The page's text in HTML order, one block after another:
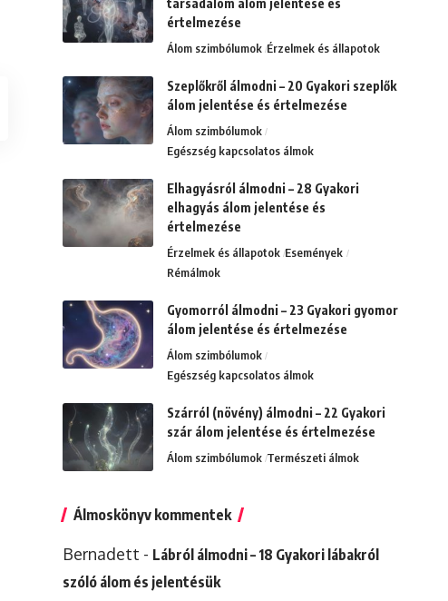
társadalom álom jelentése és
értelmezése
Álom szimbólumok Érzelmek és állapotok
Szeplőkről álmodni – 20 Gyakori szeplők
álom jelentése és értelmezése
Álom szimbólumok
Egészség kapcsolatos álmok
Elhagyásról álmodni – 28 Gyakori
elhagyás álom jelentése és
értelmezése
Érzelmek és állapotok Események
Rémálmok
Gyomorról álmodni – 23 Gyakori gyomor
álom jelentése és értelmezése
Álom szimbólumok
Egészség kapcsolatos álmok
Szárról (növény) álmodni – 22 Gyakori
szár álom jelentése és értelmezése
Álom szimbólumok Természeti álmok
Álmoskönyv kommentek
Bernadett - Lábról álmodni – 18 Gyakori lábakról
szóló álom és jelentésük